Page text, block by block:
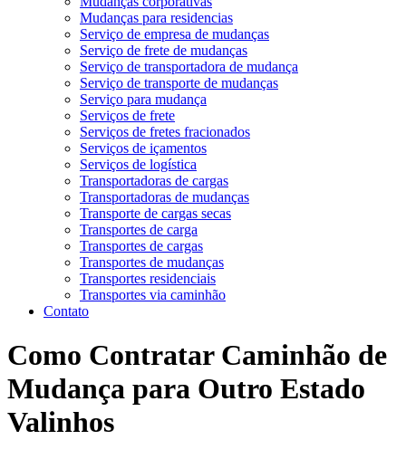
Mudanças para residencias
Serviço de empresa de mudanças
Serviço de frete de mudanças
Serviço de transportadora de mudança
Serviço de transporte de mudanças
Serviço para mudança
Serviços de frete
Serviços de fretes fracionados
Serviços de içamentos
Serviços de logística
Transportadoras de cargas
Transportadoras de mudanças
Transporte de cargas secas
Transportes de carga
Transportes de cargas
Transportes de mudanças
Transportes residenciais
Transportes via caminhão
Contato
Como Contratar Caminhão de
Mudança para Outro Estado
Valinhos